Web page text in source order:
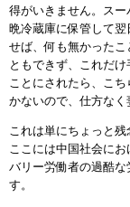
得がいきません。ス
晩冷蔵庫に保管して
せば、何も無かった
ともできず、これだ
ことにされたら、こ
かないので、仕方なく
これは単にちょっと
ここには中国社会に
バリー労働者の過酷
す。